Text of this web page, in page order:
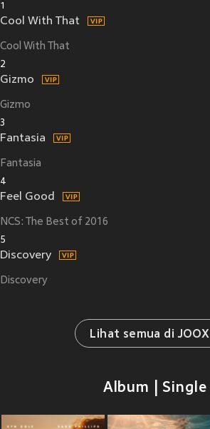
1
Cool With That
Cool With That
2
Gizmo
Gizmo
3
Fantasia
Fantasia
4
Feel Good
NCS: The Best of 2016
5
Discovery
Discovery
Lihat semua di JOOX
Album | Single